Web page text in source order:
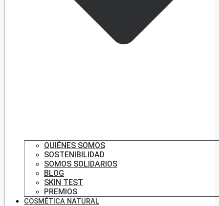
QUIÉNES SOMOS
SOSTENIBILIDAD
SOMOS SOLIDARIOS
BLOG
SKIN TEST
PREMIOS
COSMÉTICA NATURAL